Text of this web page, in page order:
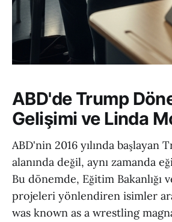
ABD'de Trump
Gelişimi ve Linda
ABD'nin 2016 yılında
alanında değil, aynı zamanda
Bu dönemde, Eğitim
projeleri yönlendiren isimler
was known as a wrestling